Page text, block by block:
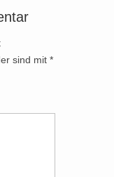
sind mit *